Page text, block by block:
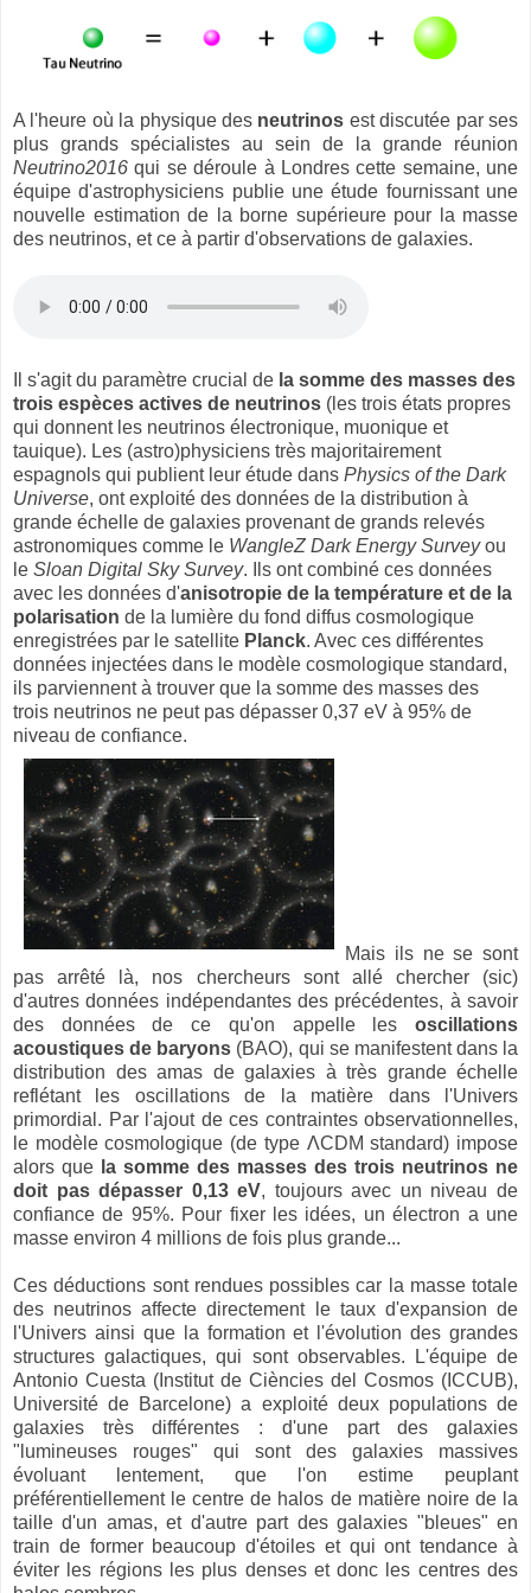
A l'heure où la physique des neutrinos est discutée par ses
plus grands spécialistes au sein de la grande réunion
Neutrino2016qui se déroule à Londres cette semaine, une
équipe d'astrophysiciens publie une étude fournissant une
nouvelle estimation de la borne supérieure pour la masse
des neutrinos, et ce à partir d'observations de galaxies.
Il s'agit du paramètre crucial de la somme des masses des
trois espèces actives de neutrinos (les trois états propres
qui donnent les neutrinos électronique, muonique et
tauique). Les (astro)physiciens très majoritairement
espagnols qui publient leur étude dans Physics of the Dark
Universe, ont exploité des données de la distribution à
grande échelle de galaxies provenant de grands relevés
astronomiques comme le WangleZ Dark Energy Surveyou
le Sloan Digital Sky Survey. Ils ont combiné ces données
avec les données d'anisotropie de la température et de la
polarisation de la lumière du fond diffus cosmologique
enregistrées par le satellite Planck. Avec ces différentes
données injectées dans le modèle cosmologique standard,
ils parviennent à trouver que la somme des masses des
trois neutrinos ne peut pas dépasser 0,37 eV à 95% de
niveau de confiance.
Mais ils ne se sont
pas arrêté là, nos chercheurs sont allé chercher (sic)
d'autres données indépendantes des précédentes, à savoir
des données de ce qu'on appelle les oscillations
acoustiques de baryons (BAO), qui se manifestent dans la
distribution des amas de galaxies à très grande échelle
reflétant les oscillations de la matière dans l'Univers
primordial. Par l'ajout de ces contraintes observationnelles,
le modèle cosmologique (de typeΛCDMstandard) impose
alors que la somme des masses des trois neutrinos ne
doit pas dépasser 0,13 eV, toujours avec un niveau de
confiance de 95%. Pour fixer les idées, un électron a une
masse environ 4 millions de fois plus grande...
Ces déductions sont rendues possibles car la masse totale
des neutrinos affecte directement le taux d'expansion de
l'Univers ainsi que la formation et l'évolution des grandes
structures galactiques, qui sont observables. L'équipe de
Antonio Cuesta (Institut de Ciències del Cosmos (ICCUB),
Université de Barcelone) a exploité deux populations de
galaxies très différentes : d'une part des galaxies
"lumineuses rouges" qui sont des galaxies massives
évoluant lentement, que l'on estime peuplant
préférentiellement le centre de halos de matière noire de la
taille d'un amas, et d'autre part des galaxies "bleues" en
train de former beaucoup d'étoiles et qui ont tendance à
éviter les régions les plus denses et donc les centres des